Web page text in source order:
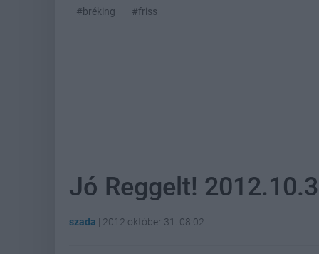
#bréking
#friss
Jó Reggelt!
szada | 2012 október 31. 08:02